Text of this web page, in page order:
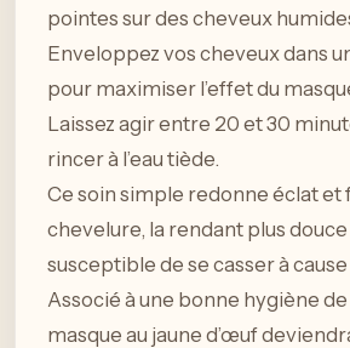
pointes sur des cheveux
Enveloppez vos cheveux dans
pour maximiser l’effet du
Laissez agir entre 20 et 30
rincer à l’eau tiède.
Ce soin simple redonne éclat et
chevelure, la rendant plus
susceptible de se casser à
Associé à une bonne hygiène
masque au jaune d’œuf